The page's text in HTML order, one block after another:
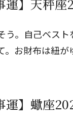
運】天秤
う。自己ベスト
。お財布は紐
運】蠍座